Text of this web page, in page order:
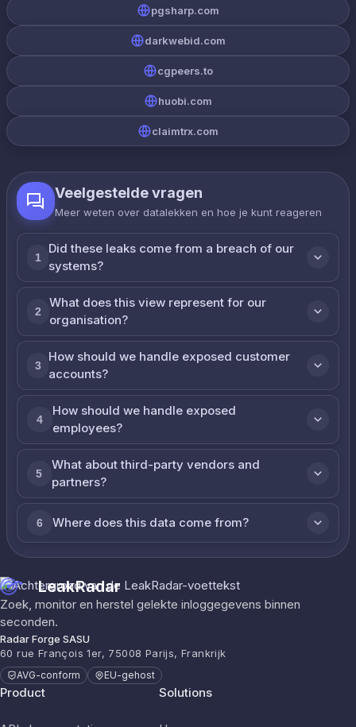
pgsharp.com
darkwebid.com
cgpeers.to
huobi.com
claimtrx.com
Veelgestelde vragen
Meer weten over datalekken en hoe je kunt reageren
1
Did these leaks come from a breach of our
systems?
2
What does this view represent for our
organisation?
3
How should we handle exposed customer
accounts?
4
How should we handle exposed
employees?
5
What about third-party vendors and
partners?
6 Where does this data come from?
LeakRadar
Zoek, monitor en herstel gelekte inloggegevens binnen
seconden.
Radar Forge SASU
60 rue François 1er, 75008 Parijs, Frankrijk
AVG-conform EU-gehost
Product Solutions